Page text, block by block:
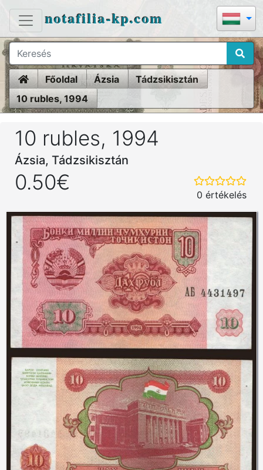
notafilia-kp.com
HomeFőoldal Ázsia
Tádzsikisztán
10 rubles, 1994
10 rubles, 1994
Ázsia, Tádzsikisztán
0.50€
0 értékelés